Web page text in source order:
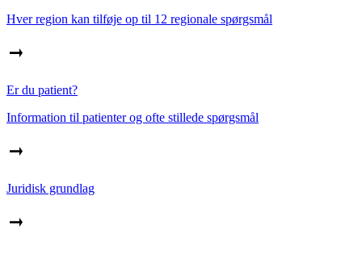
Hver region kan tilføje op til 12 regionale spørgsmål
Er du patient?
Information til patienter og ofte stillede spørgsmål
Juridisk grundlag